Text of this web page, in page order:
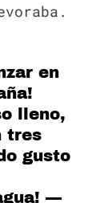
en
lleno,
tres
gusto
—